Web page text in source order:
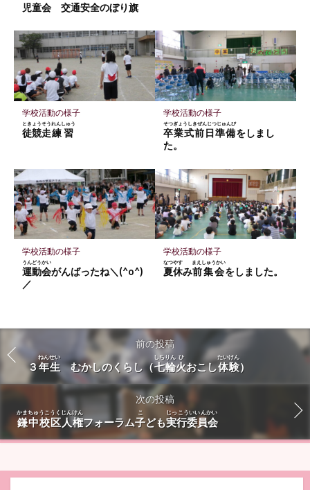
児童会 交通安全のぼり旗
学校活動の様子
徒競走
ときょうそう
練習
れんしゅう
学校活動の様子
卒業式前日準備
そつぎょうしきぜんじつじゅんび
をしまし
た。
学校活動の様子
運動会
うんどうかい
がんばったね＼(^o^)
／
学校活動の様子
夏休
なつやす
み前集会
まえしゅうかい
をしました。
前の投稿
３年生
ねんせい
むかしのくらし（七輪
しちりん
火
ひ
おこし体験
たいけん
）
次の投稿
鎌中校区
かまちゅうこうく
人権
じんけん
フォーラム子
こ
ども実行委員会
じっこういいんかい